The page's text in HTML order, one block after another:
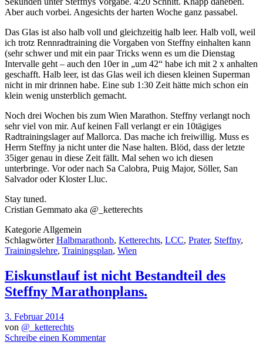
Aber auch vorbei. Angesichts der harten Woche ganz passabel.
Das Glas ist also halb voll und gleichzeitig halb leer. Halb voll, weil
ich trotz Rennradtraining die Vorgaben von Steffny einhalten kann
(sehr schwer und mit ein paar Tricks wenn es um die Dienstag
Intervalle geht – auch den 10er in „um 42“ habe ich mit 2 x anhalten
geschafft. Halb leer, ist das Glas weil ich diesen kleinen Superman
nicht in mir drinnen habe. Eine sub 1:30 Zeit hätte mich schon ein
klein wenig unsterblich gemacht.
Noch drei Wochen bis zum Wien Marathon. Steffny verlangt noch
sehr viel von mir. Auf keinen Fall verlangt er ein 10tägiges
Radtrainingslager auf Mallorca. Das mache ich freiwillig. Muss es
Herrn Steffny ja nicht unter die Nase halten. Blöd, dass der letzte
35iger genau in diese Zeit fällt. Mal sehen wo ich diesen
unterbringe. Vor oder nach Sa Calobra, Puig Major, Söller, San
Salvador oder Kloster Lluc.
Stay tuned.
Cristian Gemmato aka @_ketterechts
Kategorie Allgemein
SchlagwörterHalbmarathonb, Ketterechts, LCC, Prater, Steffny,
Trainingslehre, Trainingsplan, Wien
Eiskunstlauf ist nicht Bestandteil des
Steffny Marathonplans.
3. Februar 2014
von @_ketterechts
Schreibe einen Kommentar